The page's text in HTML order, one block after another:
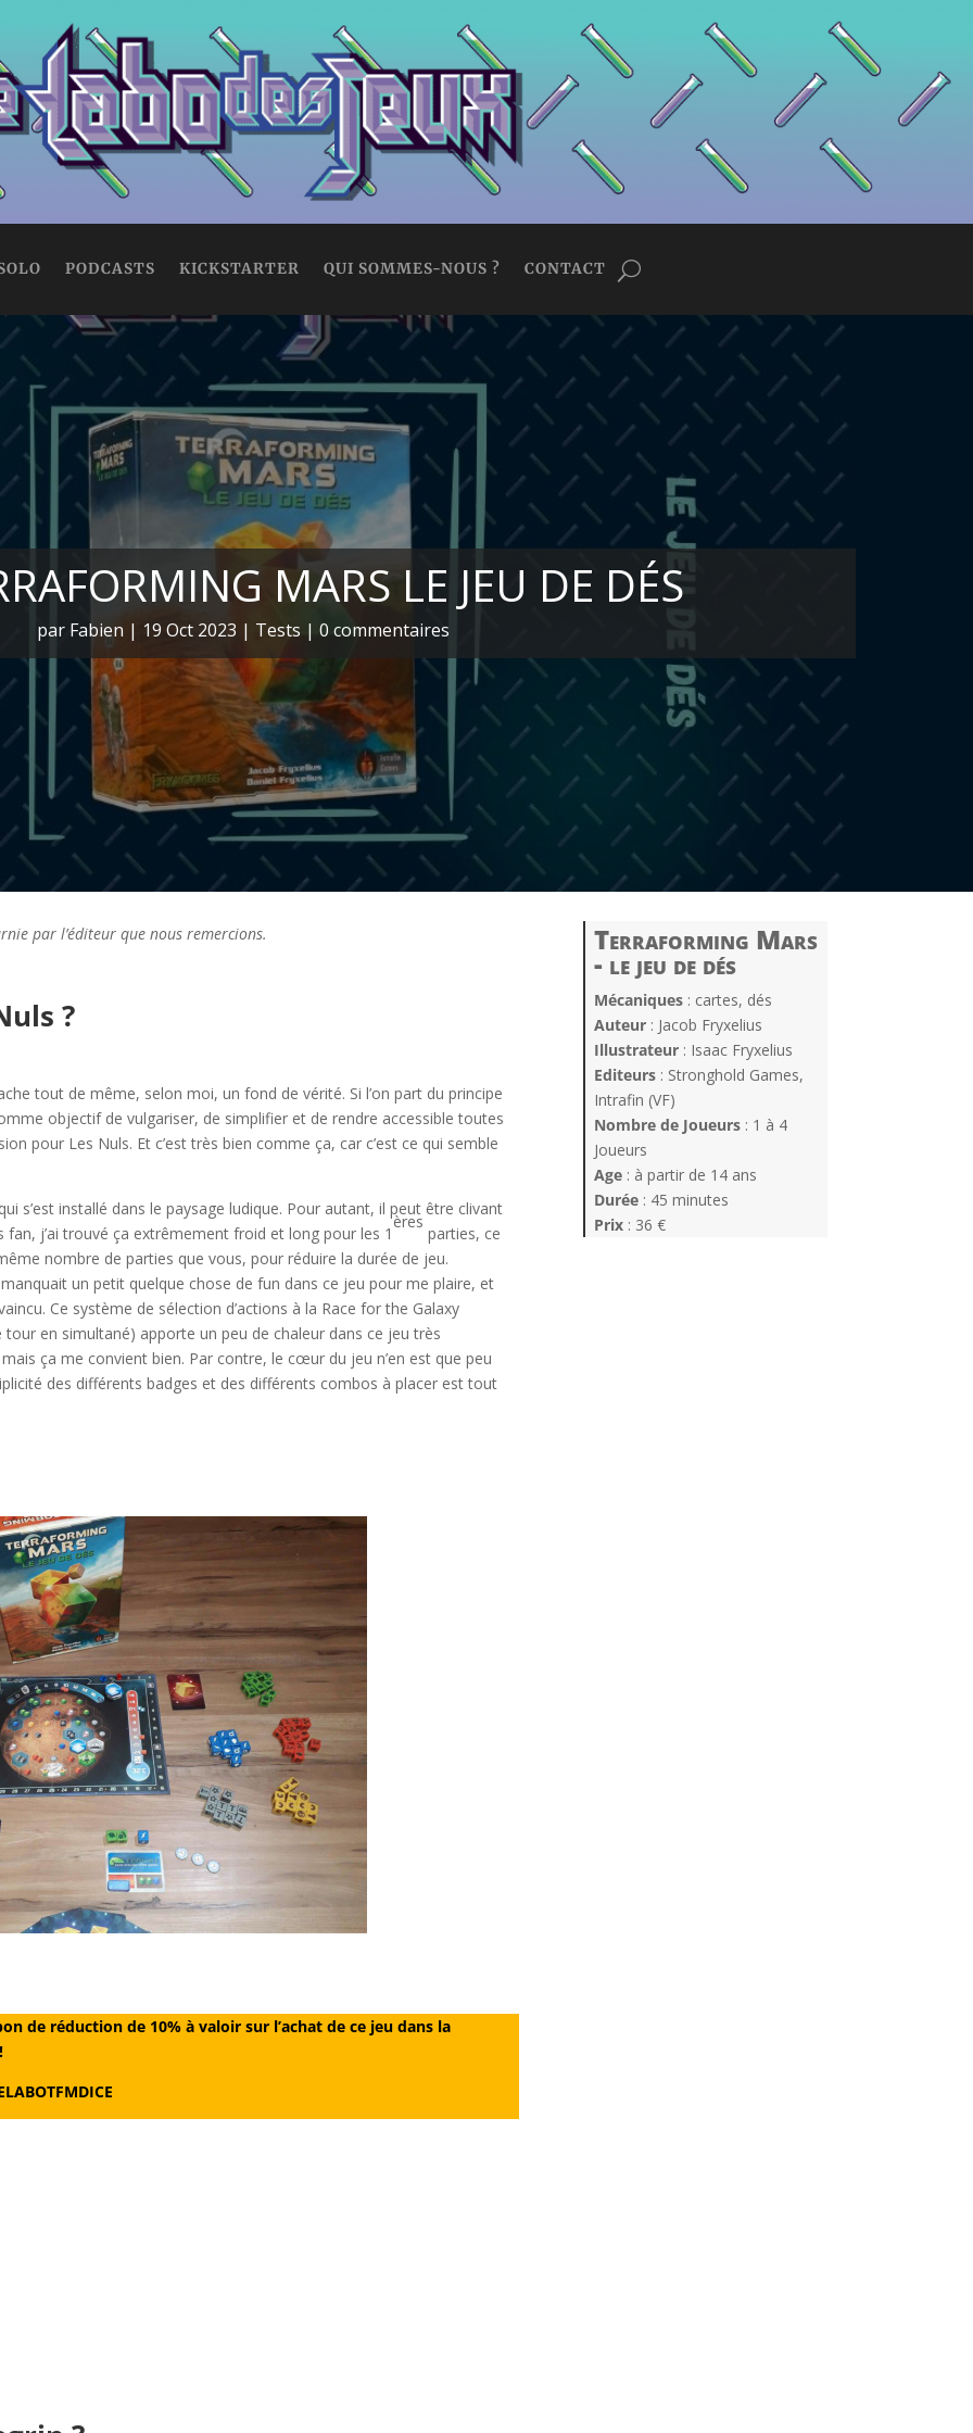
PODCASTS KICKSTARTER QUI SOMMES-NOUS ? CONTACT
MARS LE JEU DE DÉS
par Fabien | 19 Oct 2023 | Tests | 0 commentaires
par l’éditeur que nous remercions.
?
tout de même, selon moi, un fond de vérité. Si l’on part du principe
objectif de vulgariser, de simplifier et de rendre accessible toutes
pour Les Nuls. Et c’est très bien comme ça, car c’est ce qui semble
s’est installé dans le paysage ludique. Pour autant, il peut être clivant
fan, j’ai trouvé ça extrêmement froid et long pour les 1
ères
parties, ce
nombre de parties que vous, pour réduire la durée de jeu.
un petit quelque chose de fun dans ce jeu pour me plaire, et
Ce système de sélection d’actions à la Race for the Galaxy
tour en simultané) apporte un peu de chaleur dans ce jeu très
ça me convient bien. Par contre, le cœur du jeu n’en est que peu
des différents badges et des différents combos à placer est tout
de réduction de 10% à valoir sur l’achat de ce jeu dans la
Terraforming Mars
- le jeu de dés
Mécaniques : cartes, dés
Auteur : Jacob Fryxelius
Illustrateur : Isaac Fryxelius
Editeurs : Stronghold Games,
Intrafin (VF)
Nombre de Joueurs : 1 à 4
Joueurs
Age : à partir de 14 ans
Durée : 45 minutes
Prix : 36 €